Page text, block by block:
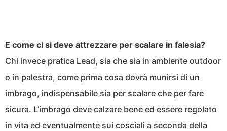
E come ci si deve attrezzare per scalare in falesia?
Chi invece pratica Lead, sia che sia in ambiente outdoor
o in palestra, come prima cosa dovrà munirsi di un
imbrago, indispensabile sia per scalare che per fare
sicura. L’imbrago deve calzare bene ed essere regolato
in vita ed eventualmente sui cosciali a seconda della